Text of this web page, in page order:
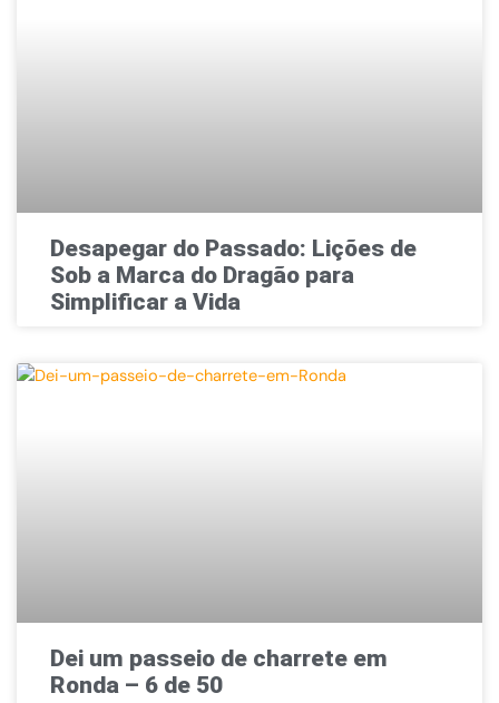
Desapegar do Passado: Lições de
Sob a Marca do Dragão para
Simplificar a Vida
Dei um passeio de charrete em
Ronda – 6 de 50